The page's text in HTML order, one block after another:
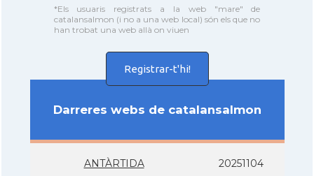
*Els usuaris registrats a la web "mare" de
catalansalmon (i no a una web local) són els que no
han trobat una web allà on viuen
Registrar-t'hi!
Darreres webs de catalansalmon
ANTÀRTIDA 20251104